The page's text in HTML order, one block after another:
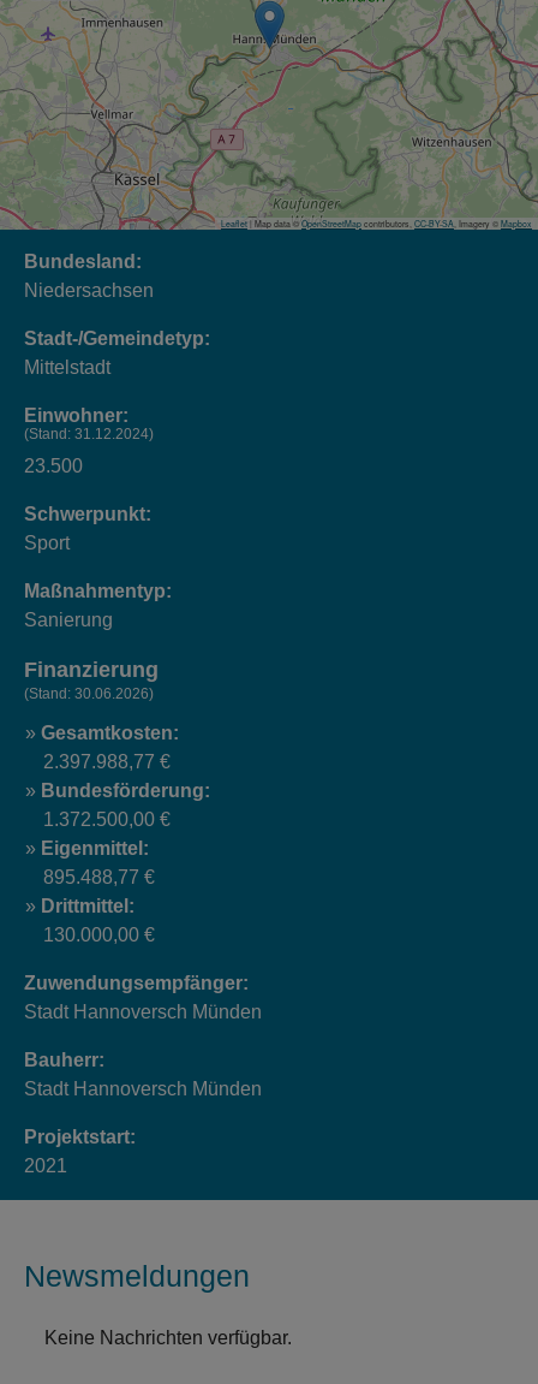
Leaflet | Map data © OpenStreetMap contributors, CC-BY-SA, Imagery © Mapbox
Bundesland:
Niedersachsen
Stadt-/Gemeindetyp:
Mittelstadt
Einwohner:
(Stand: 31.12.2024)
23.500
Schwerpunkt:
Sport
Maßnahmentyp:
Sanierung
Finanzierung
(Stand: 30.06.2026)
Gesamtkosten:
2.397.988,77 €
Bundesförderung:
1.372.500,00 €
Eigenmittel:
895.488,77 €
Drittmittel:
130.000,00 €
Zuwendungsempfänger:
Stadt Hannoversch Münden
Bauherr:
Stadt Hannoversch Münden
Projektstart:
2021
Newsmeldungen
Keine Nachrichten verfügbar.